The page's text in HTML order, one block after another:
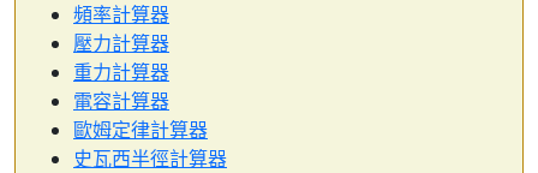
頻率計算器
壓力計算器
重力計算器
電容計算器
歐姆定律計算器
史瓦西半徑計算器